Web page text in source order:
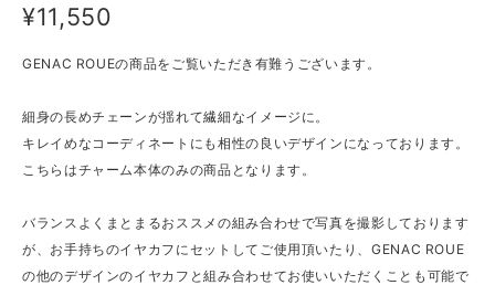
¥11,550
GENAC ROUEの商品をご覧いただき有難うございます。
細身の長めチェーンが揺れて繊細なイメージに。
キレイめなコーディネートにも相性の良いデザインになっております。
こちらはチャーム本体のみの商品となります。
バランスよくまとまるおススメの組み合わせで写真を撮影しております
が、お手持ちのイヤカフにセットしてご使用頂いたり、GENAC ROUE
の他のデザインのイヤカフと組み合わせてお使いいただくことも可能で